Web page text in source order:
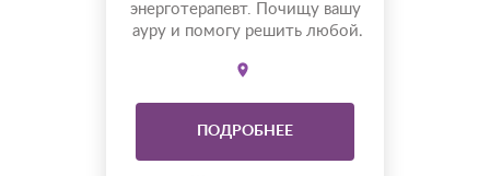
энерготерапевт. Почищу вашу
ауру и помогу решить любой
ПОДРОБНЕЕ